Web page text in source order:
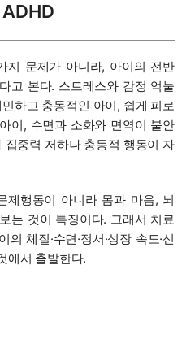
지 문제가 아니라, 아이의 전반
고 본다. 스트레스와 감정 억눌
하고 충동적인 아이, 쉽게 피로
이, 수면과 소화와 면역이 불안
중력 저하나 충동적 행동이 자
제행동이 아니라 몸과 마음, 뇌
는 것이 특징이다. 그래서 치료
체질·수면·정서·성장 속도·신
에서 출발한다.